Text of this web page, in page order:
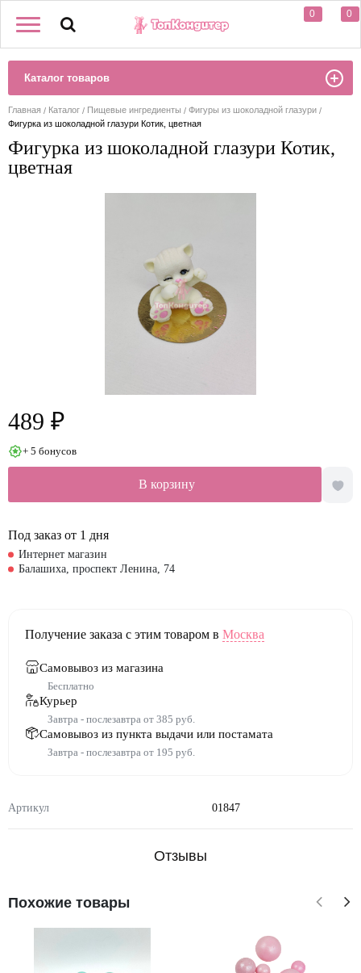
0 0
Каталог товаров
Главная Каталог Пищевые ингредиенты
Фигуры из шоколадной глазури
Фигурка из шоколадной глазури Котик, цветная
Фигурка из шоколадной глазури Котик,
цветная
Артикул 01847
489 ₽
+ 5 бонусов
В корзину
Под заказ от 1 дня
Интернет магазин
Балашиха, проспект Ленина, 74
Получение заказа с этим товаром в Москва
Самовывоз из магазина
Бесплатно
Курьер
Завтра - послезавтра от 385 руб.
Самовывоз из пункта выдачи или постамата
Завтра - послезавтра от 195 руб.
Отзывы
Похожие товары